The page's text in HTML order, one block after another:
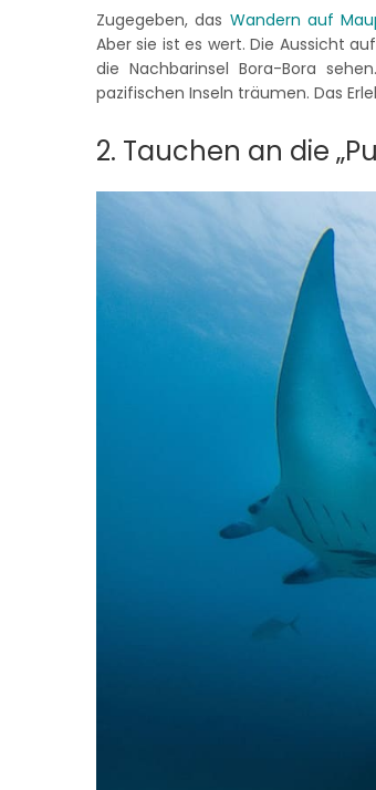
Zugegeben, das Wandern auf
Aber sie ist es wert. Die Aussicht
die Nachbarinsel Bora-Bora
pazifischen Inseln träumen. Das
2. Tauchen an die